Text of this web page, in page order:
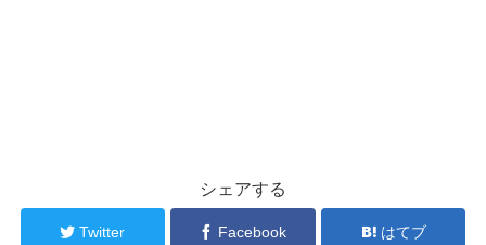
シェアする
Twitter Facebook はてブ